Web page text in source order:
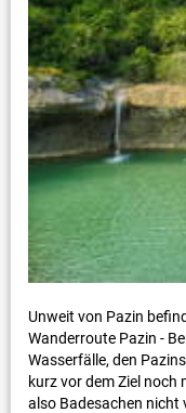
Unweit von Pazin
Wanderroute Pazin -
Wasserfälle, den
kurz vor dem Ziel noch
also Badesachen nicht